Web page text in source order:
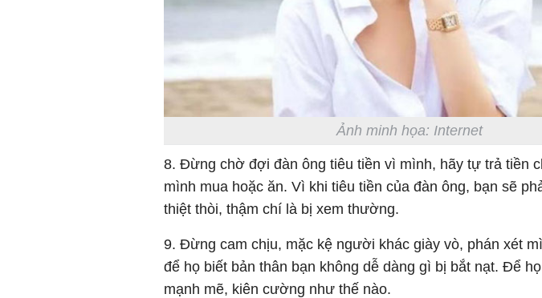
Ảnh minh họa: Internet
8. Đừng chờ đợi đàn ông tiêu tiền vì mình, hãy tự trả tiền
mình mua hoặc ăn. Vì khi tiêu tiền của đàn ông, bạn sẽ
thiệt thòi, thậm chí là bị xem thường.
9. Đừng cam chịu, mặc kệ người khác giày vò, phán xét
để họ biết bản thân bạn không dễ dàng gì bị bắt nạt. Để
mạnh mẽ, kiên cường như thế nào.